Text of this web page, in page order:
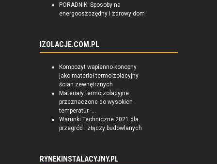
PORADNIK: Sposoby na
energooszczędny i zdrowy dom
IZOLACJE.COM.PL
Kompozyt wapienno-konopny
jako materiał termoizolacyjny
ścian zewnętrznych
Materiały termoizolacyjne
przeznaczone do wysokich
temperatur -...
Warunki Techniczne 2021 dla
przegród i złączy budowlanych
RYNEKINSTALACYJNY.PL